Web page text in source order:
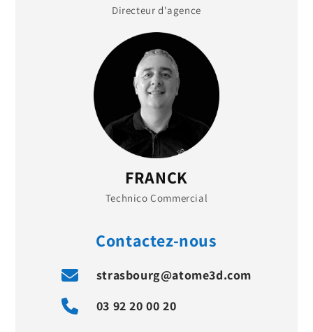
Directeur d'agence
FRANCK
Technico Commercial
Contactez-nous
strasbourg@atome3d.com
03 92 20 00 20